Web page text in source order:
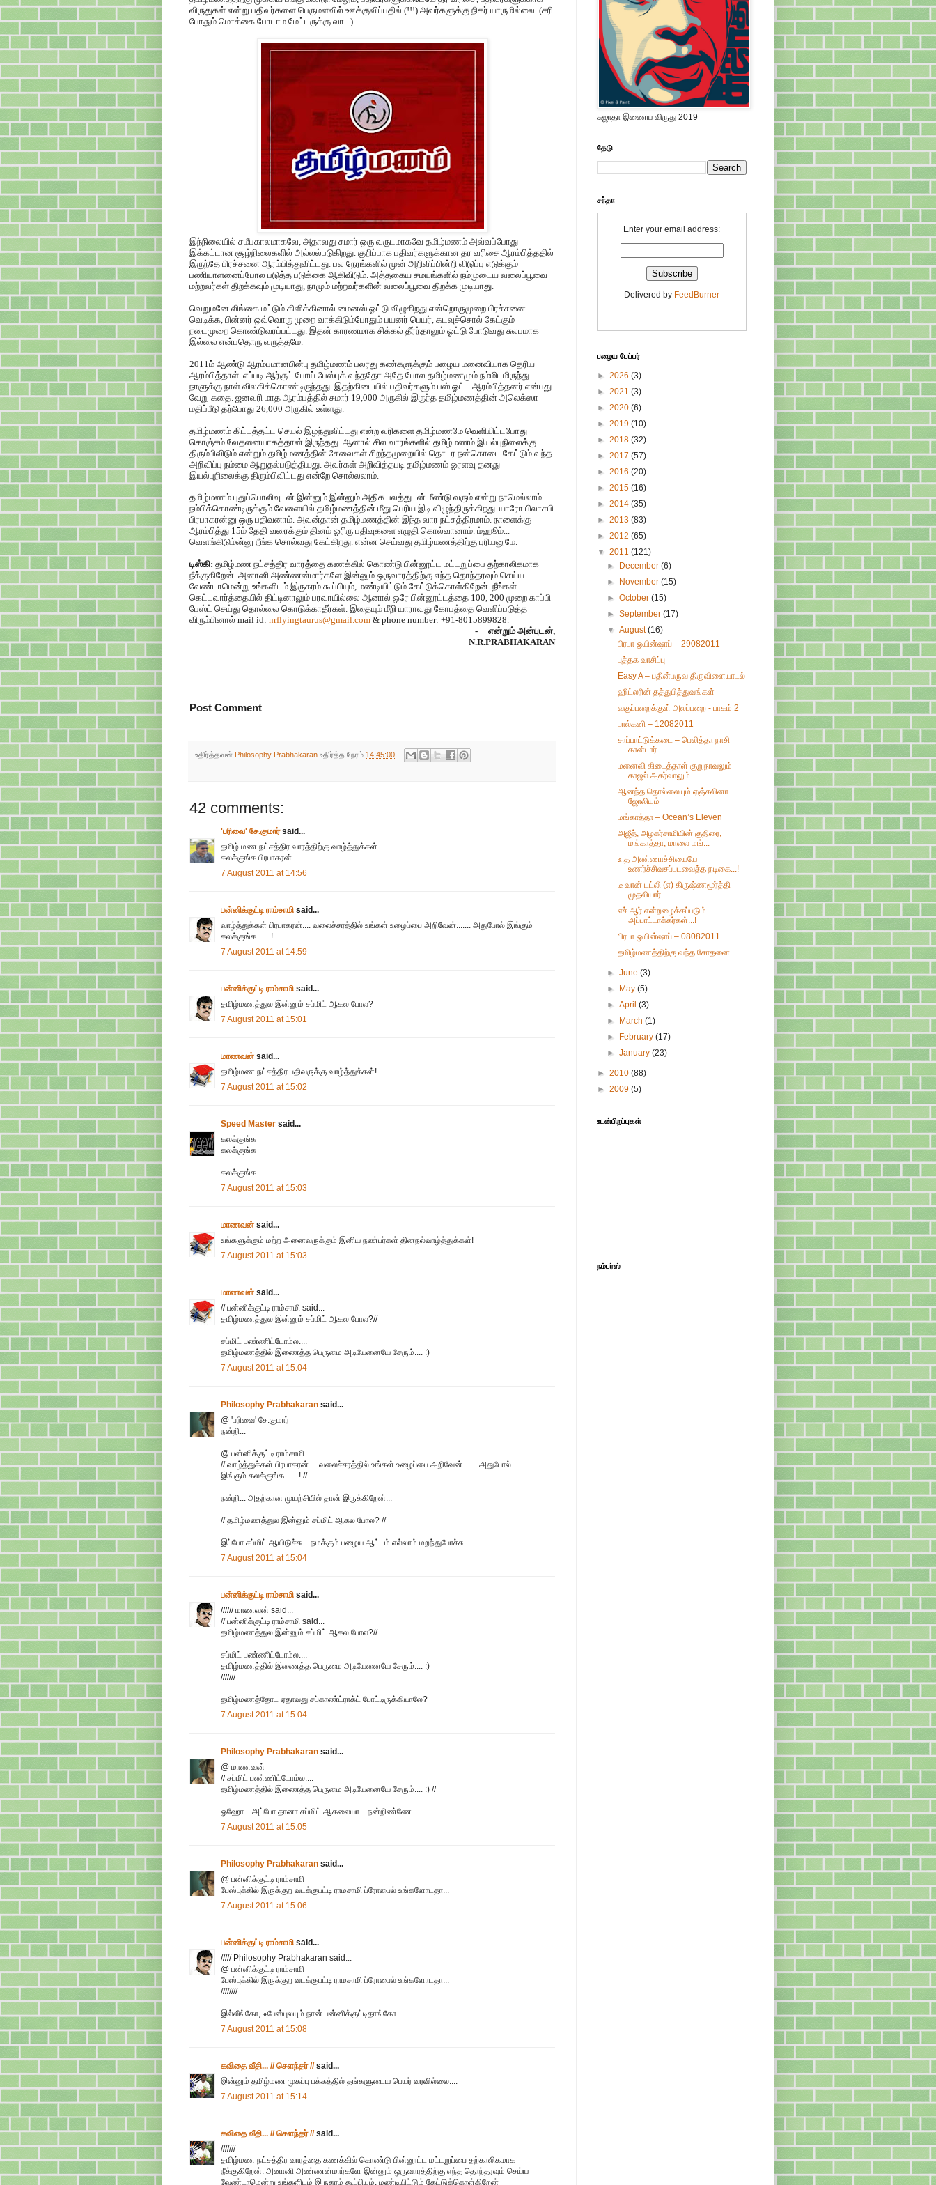
விருதுகள் என்று பதிவர்களை பெருமளவில் ஊக்குவிப்பதில் (!!!) அவர்களுக்கு நிகர் யாருமில்லை. (சரி
போதும் மொக்கை போடாம மேட்டருக்கு வா...)
இந்நிலையில் சமீபகாலமாகவே, அதாவது சுமார் ஒரு வருடமாகவே தமிழ்மணம் அவ்வப்போது
இக்கட்டான சூழ்நிலைகளில் அல்லல்படுகிறது. குறிப்பாக பதிவர்களுக்கான தர வரிசை ஆரம்பித்ததில்
இருந்தே பிரச்சனை ஆரம்பித்துவிட்டது. பல நேரங்களில் முன் அறிவிப்பின்றி விடுப்பு எடுக்கும்
பணியாளனைப்போல படுத்த படுக்கை ஆகிவிடும். அத்தகைய சமயங்களில் நம்முடைய வலைப்பூவை
மற்றவர்கள் திறக்கவும் முடியாது, நாமும் மற்றவர்களின் வலைப்பூவை திறக்க முடியாது.
வெறுமனே லிங்கை மட்டும் கிளிக்கினால் மைனஸ் ஓட்டு விழுகிறது என்றொருமுறை பிரச்சனை
வெடிக்க, பின்னர் ஒவ்வொரு முறை வாக்கிடும்போதும் பயனர் பெயர், கடவுச்சொல் கேட்கும்
நடைமுறை கொண்டுவரப்பட்டது. இதன் காரணமாக சிக்கல் தீர்ந்தாலும் ஓட்டு போடுவது சுலபமாக
இல்லை என்பதொரு வருத்தமே.
2011ம் ஆண்டு ஆரம்பமானபின்பு தமிழ்மணம் பலரது கண்களுக்கும் பழைய மனைவியாக தெரிய
ஆரம்பித்தாள். எப்படி ஆர்குட் போய் பேஸ்புக் வந்ததோ அதே போல தமிழ்மணமும் நம்மிடமிருந்து
நாளுக்கு நாள் விலகிக்கொண்டிருந்தது. இதற்கிடையில் பதிவர்களும் பஸ் ஓட்ட ஆரம்பித்தனர் என்பது
வேறு கதை. ஜனவரி மாத ஆரம்பத்தில் சுமார் 19,000 அருகில் இருந்த தமிழ்மணத்தின் அலெக்ஸா
மதிப்பீடு தற்போது 26,000 அருகில் உள்ளது.
தமிழ்மணம் கிட்டத்தட்ட செயல் இழந்துவிட்டது என்ற வரிகளை தமிழ்மணமே வெளியிட்டபோது
கொஞ்சம் வேதனையாகத்தான் இருந்தது. ஆனால் சில வாரங்களில் தமிழ்மணம் இயல்புநிலைக்கு
திரும்பிவிடும் என்றும் தமிழ்மணத்தின் சேவைகள் சிறந்தமுறையில் தொடர நன்கொடை கேட்டும் வந்த
அறிவிப்பு நம்மை ஆறுதல்படுத்தியது. அவர்கள் அறிவித்தபடி தமிழ்மணம் ஓரளவு தனது
இயல்புநிலைக்கு திரும்பிவிட்டது என்றே சொல்லலாம்.
தமிழ்மணம் புதுப்பொலிவுடன் இன்னும் இன்னும் அதிக பலத்துடன் மீண்டு வரும் என்று நாமெல்லாம்
நம்பிக்கொண்டிருக்கும் வேளையில் தமிழ்மணத்தின் மீது பெரிய இடி விழுந்திருக்கிறது. யாரோ பிலாசபி
பிரபாகரன்னு ஒரு பதிவனாம். அவன்தான் தமிழ்மணத்தின் இந்த வார நட்சத்திரமாம். நாளைக்கு
ஆரம்பித்து 15ம் தேதி வரைக்கும் தினம் ஓரிரு பதிவுகளை எழுதி கொல்வானாம். ம்ஹூம்...
வெளங்கிடும்ன்னு நீங்க சொல்வது கேட்கிறது. என்ன செய்வது தமிழ்மணத்திற்கு புரியனுமே.
டிஸ்கி: தமிழ்மண நட்சத்திர வாரத்தை கணக்கில் கொண்டு பின்னூட்ட மட்டறுப்பை தற்காலிகமாக
நீக்குகிறேன். அனானி அண்ணன்மார்களே இன்னும் ஒருவாரத்திற்கு எந்த தொந்தரவும் செய்ய
வேண்டாமென்று உங்களிடம் இருகரம் கூப்பியும், மண்டியிட்டும் கேட்டுக்கொள்கிறேன். நீங்கள்
கெட்டவார்த்தையில் திட்டினாலும் பரவாயில்லை ஆனால் ஒரே பின்னூட்டத்தை 100, 200 முறை காப்பி
பேஸ்ட் செய்து தொல்லை கொடுக்காதீர்கள். இதையும் மீறி யாராவது கோபத்தை வெளிப்படுத்த
விரும்பினால் mail id: nrflyingtaurus@gmail.com & phone number: +91-8015899828.
-
என்றும் அன்புடன்,
N.R.PRABHAKARAN
Post Comment
உதிர்த்தவன் Philosophy Prabhakaran உதிர்த்த நேரம் 14:45:00
42 comments:
'பரிவை' சே.குமார்said...
தமிழ் மண நட்சத்திர வாரத்திற்கு வாழ்த்துக்கள்...
கலக்குங்க பிரபாகரன்.
7 August 2011 at 14:56
பன்னிக்குட்டி ராம்சாமி said...
வாழ்த்துக்கள் பிரபாகரன்.... வலைச்சரத்தில் உங்கள் உழைப்பை அறிவேன்....... அதுபோல் இங்கும்
கலக்குங்க.......!
7 August 2011 at 14:59
பன்னிக்குட்டி ராம்சாமி said...
தமிழ்மணத்துல இன்னும் சப்மிட் ஆகல போல?
7 August 2011 at 15:01
மாணவன் said...
தமிழ்மண நட்சத்திர பதிவருக்கு வாழ்த்துக்கள்!
7 August 2011 at 15:02
Speed Master said...
கலக்குங்க
கலக்குங்க
கலக்குங்க
7 August 2011 at 15:03
மாணவன் said...
உங்களுக்கும் மற்ற அனைவருக்கும் இனிய நண்பர்கள் தினநல்வாழ்த்துக்கள்!
7 August 2011 at 15:03
மாணவன் said...
// பன்னிக்குட்டி ராம்சாமி said...
தமிழ்மணத்துல இன்னும் சப்மிட் ஆகல போல?//
சப்மிட் பண்ணிட்டோம்ல....
தமிழ்மணத்தில் இணைத்த பெருமை அடியேனையே சேரும்.... :)
7 August 2011 at 15:04
Philosophy Prabhakaran said...
@ 'பரிவை' சே.குமார்
நன்றி...
@ பன்னிக்குட்டி ராம்சாமி
// வாழ்த்துக்கள் பிரபாகரன்.... வலைச்சரத்தில் உங்கள் உழைப்பை அறிவேன்....... அதுபோல்
இங்கும் கலக்குங்க.......! //
நன்றி... அதற்கான முயற்சியில் தான் இருக்கிறேன்...
// தமிழ்மணத்துல இன்னும் சப்மிட் ஆகல போல? //
இப்போ சப்மிட் ஆயிடுச்சு... நமக்கும் பழைய ஆட்டம் எல்லாம் மறந்துபோச்சு...
7 August 2011 at 15:04
பன்னிக்குட்டி ராம்சாமி said...
////// மாணவன் said...
// பன்னிக்குட்டி ராம்சாமி said...
தமிழ்மணத்துல இன்னும் சப்மிட் ஆகல போல?//
சப்மிட் பண்ணிட்டோம்ல....
தமிழ்மணத்தில் இணைத்த பெருமை அடியேனையே சேரும்.... :)
///////
தமிழ்மணத்தோட ஏதாவது சப்காண்ட்ராக்ட் போட்டிருக்கியாலே?
7 August 2011 at 15:04
Philosophy Prabhakaran said...
@ மாணவன்
// சப்மிட் பண்ணிட்டோம்ல....
தமிழ்மணத்தில் இணைத்த பெருமை அடியேனையே சேரும்.... :) //
ஓஹோ... அப்போ தானா சப்மிட் ஆகலையா... நன்றிண்ணே...
7 August 2011 at 15:05
Philosophy Prabhakaran said...
@ பன்னிக்குட்டி ராம்சாமி
பேஸ்புக்கில் இருக்குற வடக்குபட்டி ராமசாமி ப்ரோபைல் உங்களோடதா...
7 August 2011 at 15:06
பன்னிக்குட்டி ராம்சாமி said...
///// Philosophy Prabhakaran said...
@ பன்னிக்குட்டி ராம்சாமி
பேஸ்புக்கில் இருக்குற வடக்குபட்டி ராமசாமி ப்ரோபைல் உங்களோடதா...
////////
இல்லீங்கோ, ஃபேஸ்புலயும் நான் பன்னிக்குட்டிதாங்கோ.......
7 August 2011 at 15:08
கவிதை வீதி... // சௌந்தர் //said...
இன்னும் தமிழ்மண முகப்பு பக்கத்தில் தங்களுடைய பெயர் வரவில்லை....
7 August 2011 at 15:14
கவிதை வீதி... // சௌந்தர் //said...
///////
தமிழ்மண நட்சத்திர வாரத்தை கணக்கில் கொண்டு பின்னூட்ட மட்டறுப்பை தற்காலிகமாக
நீக்குகிறேன். அனானி அண்ணன்மார்களே இன்னும் ஒருவாரத்திற்கு எந்த தொந்தரவும் செய்ய
வேண்டாமென்று உங்களிடம் இருகரம் கூப்பியும், மண்டியிட்டும் கேட்டுக்கொள்கிறேன்
சுஜாதா இணைய விருது 2019
தேடு
சந்தா
Enter your email address:
Delivered by FeedBurner
பழைய பேப்பர்
► 2026 (3)
► 2021 (3)
► 2020 (6)
► 2019 (10)
► 2018 (32)
► 2017 (57)
► 2016 (20)
► 2015 (16)
► 2014 (35)
► 2013 (83)
► 2012 (65)
▼ 2011 (121)
►
December(6)
►
November(15)
►October(15)
►September(17)
▼August(16)
பிரபா ஒயின்ஷாப் – 29082011
புத்தக வாசிப்பு
Easy A – பதின்பருவ திருவிளையாடல்
ஹிட்லரின் தத்துபித்துவங்கள்
வகுப்பறைக்குள் அலப்பறை - பாகம் 2
பால்கனி – 12082011
சாப்பாட்டுக்கடை – பெலித்தா நாசி
கான்டார்
மனைவி கிடைத்தாள் குறுநாவலும்
காஜல் அகர்வாலும்
ஆனந்த தொல்லையும் ஏஞ்சலினா
ஜோலியும்
மங்காத்தா – Ocean’s Eleven
அஜீத், அழகர்சாமியின் குதிரை,
மங்காத்தா, மாலை மங்...
உ.த அண்ணாச்சியையே
உணர்ச்சிவசப்படவைத்த நடிகை...!
டீ வான் டட்லி (எ) கிருஷ்ணமூர்த்தி
முதலியார்
எச்.ஆர் என்றழைக்கப்படும்
அப்பாட்டாக்கர்கள்...!
பிரபா ஒயின்ஷாப் – 08082011
தமிழ்மணத்திற்கு வந்த சோதனை
►June(3)
►
May(5)
►April(3)
►
March(1)
►
February(17)
►January(23)
► 2010 (88)
► 2009 (5)
உடன்பிறப்புகள்
நம்பர்ஸ்